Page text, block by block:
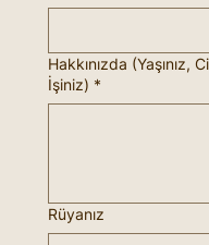
Hakkınızda
İşiniz) *
Rüyanız